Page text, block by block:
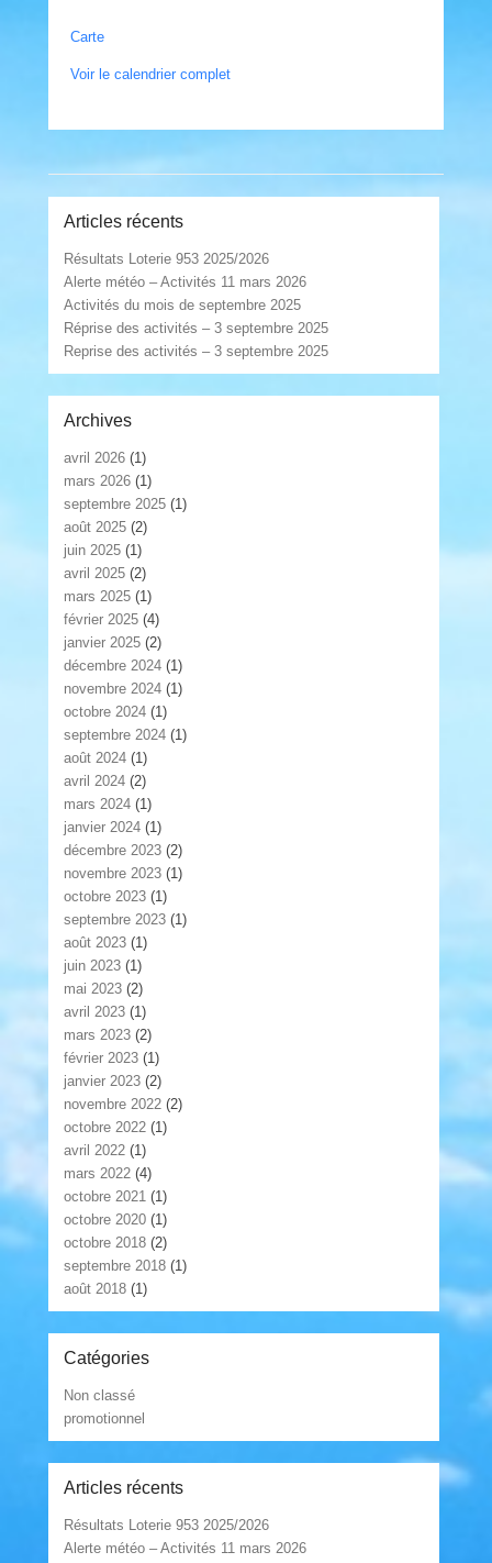
CarteManège
St-
Voir le calendrier complet
Articles récents
Résultats Loterie 953 2025/2026
Alerte météo – Activités 11 mars 2026
Activités du mois de septembre 2025
Réprise des activités – 3 septembre 2025
Reprise des activités – 3 septembre 2025
Archives
avril 2026 (1)
mars 2026 (1)
septembre 2025 (1)
août 2025 (2)
juin 2025 (1)
avril 2025 (2)
mars 2025 (1)
février 2025 (4)
janvier 2025 (2)
décembre 2024 (1)
novembre 2024 (1)
octobre 2024 (1)
septembre 2024 (1)
août 2024 (1)
avril 2024 (2)
mars 2024 (1)
janvier 2024 (1)
décembre 2023 (2)
novembre 2023 (1)
octobre 2023 (1)
septembre 2023 (1)
août 2023 (1)
juin 2023 (1)
mai 2023 (2)
avril 2023 (1)
mars 2023 (2)
février 2023 (1)
janvier 2023 (2)
novembre 2022 (2)
octobre 2022 (1)
avril 2022 (1)
mars 2022 (4)
octobre 2021 (1)
octobre 2020 (1)
octobre 2018 (2)
septembre 2018 (1)
août 2018 (1)
Catégories
Non classé
promotionnel
Articles récents
Résultats Loterie 953 2025/2026
Alerte météo – Activités 11 mars 2026